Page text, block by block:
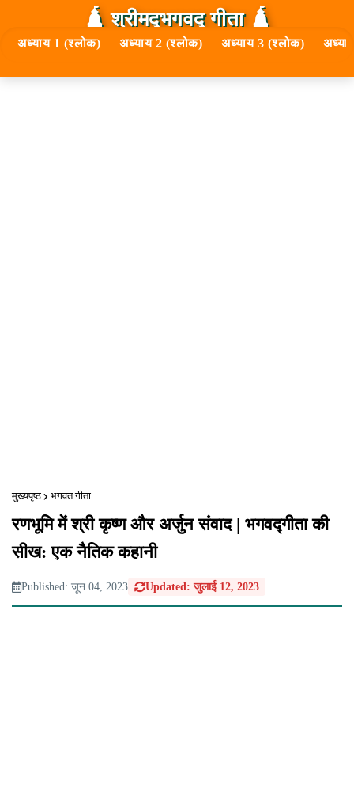
🛕 श्रीमद्‍भगवद्‍ गीता 🛕
अध्याय 1 (श्लोक) अध्याय 2 (श्लोक) अध्याय 3 (श्लोक)
मुख्यपृष्ठ भगवत गीता
रणभूमि में श्री कृष्ण और अर्जुन संवाद | भगवद्गीता की
सीख: एक नैतिक कहानी
Published: जून 04, 2023 Updated: जुलाई 12, 2023